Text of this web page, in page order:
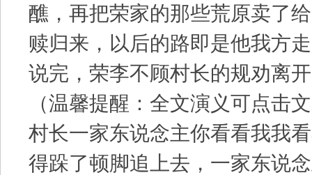
醮，再把荣家的那些荒原卖了
赎归来，以后的路即是他我方
说完，荣李不顾村长的规劝离
（温馨提醒：全文演义可点击
村长一家东说念主你看看我我
得跺了顿脚追上去，一家东说